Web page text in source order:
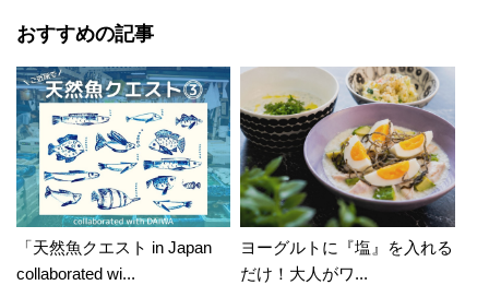
おすすめの記事
「天然魚クエスト in Japan
collaborated wi...
ヨーグルトに『塩』を入れる
だけ！大人がワ...